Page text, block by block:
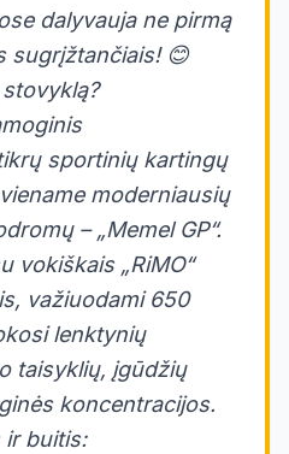
dalyvauja ne pirmą
sugrįžtančiais! 😊
sportinių kartingų
moderniausių
– „Memel GP“.
vokiškais „RiMO“
važiuodami 650
lenktynių
taisyklių, įgūdžių
koncentracijos.
ir buitis: